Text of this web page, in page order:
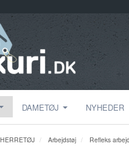
DAMETØJ NYHEDER
HERRETØJ Arbejdstøj Refleks